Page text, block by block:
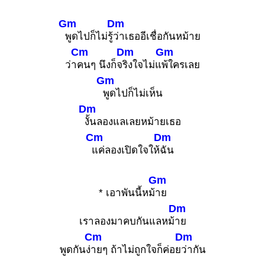
Gm
พูดไปก็ไม่รู้
Dm
ว่าเธออีเชื่อกันหม้าย
ว่า
Cm
คนๆ นึงก็จ
Dm
ริงใจไม่แ
Gm
พ้ใครเลย
Gm
พูดไปก็ไม่เห็น
Dm
งั้นลองแลเลยหม้ายเธอ
Cm
แค่ลองเปิดใจให้
Dm
ฉัน
* เอาพันนี้หม้
Gm
าย
เราลองมาคบกันแลหม้
Dm
าย
พูดกันง่
Cm
ายๆ ถ้าไม่ถูกใจก็ค่อย
Dm
ว่ากัน